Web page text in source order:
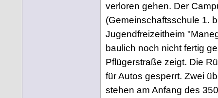
verloren gehen. Der
(Gemeinschaftsschule 1.
Jugendfreizeitheim
baulich noch nicht fertig
Pflügerstraße zeigt. Die
für Autos gesperrt. Zwei
stehen am Anfang des